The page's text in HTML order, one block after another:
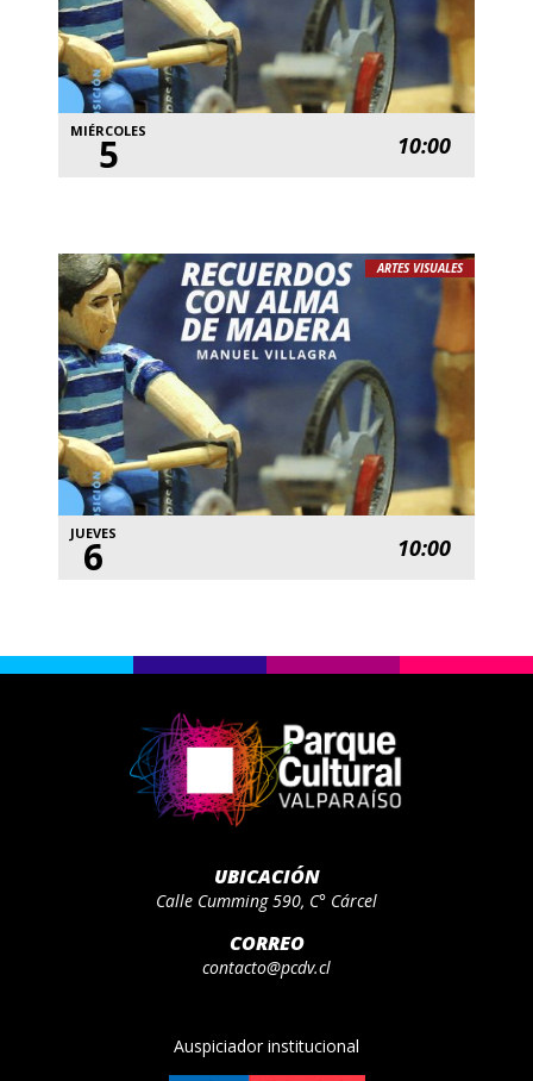
MIÉRCOLES
5 10:00
ARTES VISUALES
JUEVES
6 10:00
UBICACIÓN
Calle Cumming 590, C° Cárcel
CORREO
contacto@pcdv.cl
Auspiciador institucional